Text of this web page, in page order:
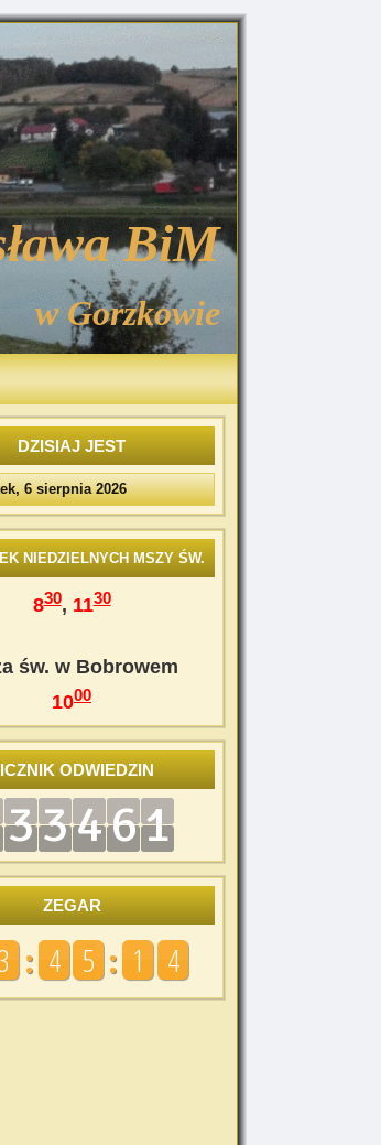
BiM
w Gorzkowie
DZISIAJ JEST
6 sierpnia 2026
NIEDZIELNYCH MSZY ŚW.
830, 1130
św. w Bobrowem
1000
ODWIEDZIN
ZEGAR